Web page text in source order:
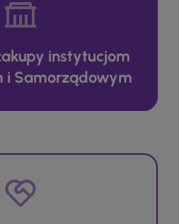
instytucjom
i Samorządowym